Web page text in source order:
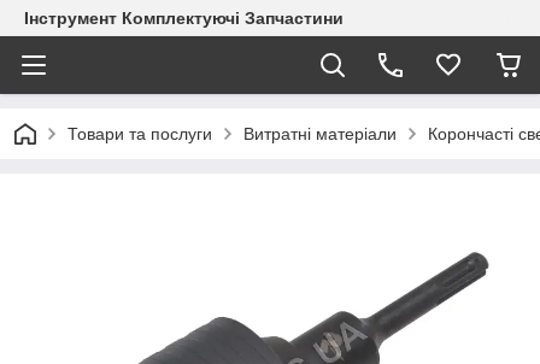
Інструмент Комплектуючі Запчастини
Товари та послуги Витратні матеріали Корончасті